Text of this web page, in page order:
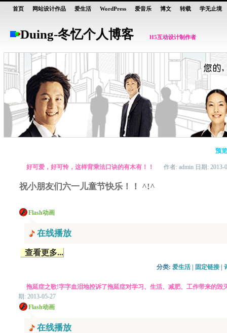
首页 网站设计作品 爱生活 WordPress 爱音乐 博文 转载 学无止境
Duing-冬忆个人博客 H5互动设计制作者
预
好可爱，好可怜，这样背乘法口诀的有木有！！ 作者: admin 日期: 2013-
祝小朋友们六一儿童节快乐！！ ^!^
Flash动画
在线播放
查看更多...
分类: 爱生活 固定链接
拖延症之歌!字字血泪地控诉了拖延症对学习、生活、减肥、工作带来的毁
期: 2013-05-27
Flash动画
在线播放